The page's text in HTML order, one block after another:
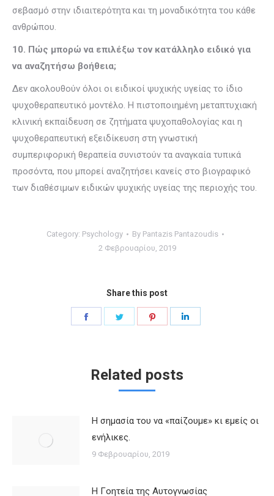
σεβασμό στην ιδιαιτερότητα και τη μοναδικότητα του κάθε
ανθρώπου.
10. Πώς μπορώ να επιλέξω τον κατάλληλο ειδικό για
να αναζητήσω βοήθεια;
Δεν ακολουθούν όλοι οι ειδικοί ψυχικής υγείας το ίδιο
ψυχοθεραπευτικό μοντέλο. Η πιστοποιημένη μεταπτυχιακή
κλινική εκπαίδευση σε ζητήματα ψυχοπαθολογίας και η
ψυχοθεραπευτική εξειδίκευση στη γνωστική
συμπεριφορική θεραπεία συνιστούν τα αναγκαία τυπικά
προσόντα, που μπορεί αναζητήσει κανείς στο βιογραφικό
των διαθέσιμων ειδικών ψυχικής υγείας της περιοχής του.
Category: Psychology By Pantazis Pantazoudis
2 Φεβρουαρίου, 2019
Share this post
Related posts
Η σημασία του να «παίζουμε» κι εμείς οι
ενήλικες.
9 Φεβρουαρίου, 2019
Η Γoητεία της Αυτογνωσίας